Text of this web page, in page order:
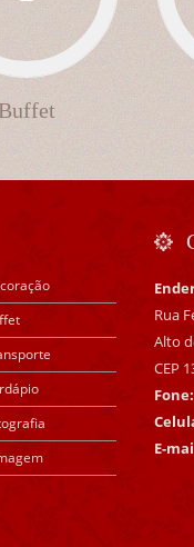
Rua
Alto
CEP
Fone:
E-